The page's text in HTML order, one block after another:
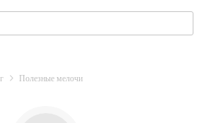
Полезные мелочи